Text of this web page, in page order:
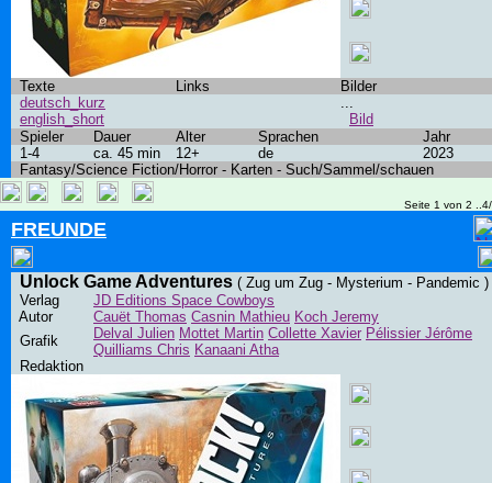
Texte Links
Bilder
deutsch_kurz
english_short
...
Bild
Spieler
Dauer Alter Sprachen
Jahr
1-4
ca. 45 min 12+ de
2023
Fantasy/Science Fiction/Horror - Karten - Such/Sammel/schauen
Seite 1 von 2
FREUNDE
Unlock Game Adventures ( Zug um Zug - Mysterium - Pandemic )
Verlag
JD Editions Space Cowboys
Autor
Cauët Thomas Casnin Mathieu Koch Jeremy
Grafik
Delval Julien Mottet Martin Collette Xavier Pélissier Jérôme
Quilliams Chris Kanaani Atha
Redaktion